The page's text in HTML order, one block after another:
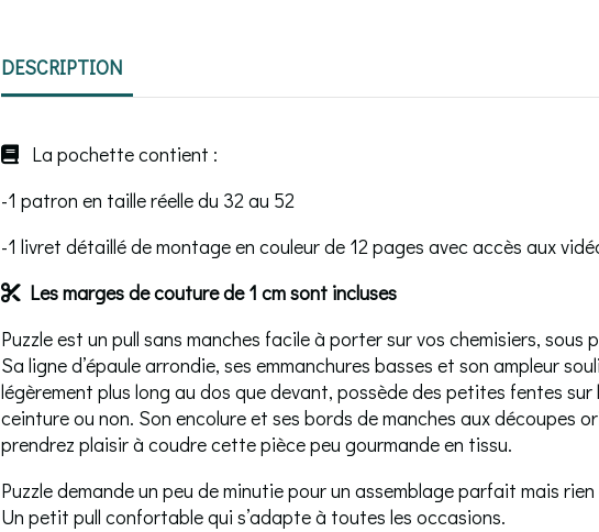
DESCRIPTION

La pochette contient :
-1 patron en taille réelle du 32 au 52
-1 livret détaillé de montage en couleur de 12 pages avec accès aux
 Les marges de couture de 1 cm sont incluses
Puzzle est un pull sans manches facile à porter sur vos chemisiers, sous
Sa ligne d’épaule arrondie, ses emmanchures basses et son ampleur
légèrement plus long au dos que devant, possède des petites fentes
ceinture ou non. Son encolure et ses bords de manches aux découpes
prendrez plaisir à coudre cette pièce peu gourmande en tissu.
Puzzle demande un peu de minutie pour un assemblage parfait mais
Un petit pull confortable qui s’adapte à toutes les occasions.